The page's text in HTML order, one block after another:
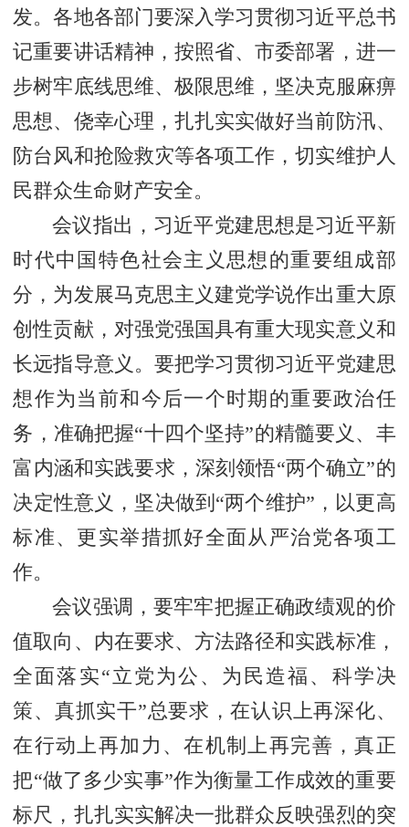
发。各地各部门要深入学习贯彻习近平总书
记重要讲话精神，按照省、市委部署，进一
步树牢底线思维、极限思维，坚决克服麻痹
思想、侥幸心理，扎扎实实做好当前防汛、
防台风和抢险救灾等各项工作，切实维护人
民群众生命财产安全。
会议指出，习近平党建思想是习近平新
时代中国特色社会主义思想的重要组成部
分，为发展马克思主义建党学说作出重大原
创性贡献，对强党强国具有重大现实意义和
长远指导意义。要把学习贯彻习近平党建思
想作为当前和今后一个时期的重要政治任
务，准确把握“十四个坚持”的精髓要义、丰
富内涵和实践要求，深刻领悟“两个确立”的
决定性意义，坚决做到“两个维护”，以更高
标准、更实举措抓好全面从严治党各项工
作。
会议强调，要牢牢把握正确政绩观的价
值取向、内在要求、方法路径和实践标准，
全面落实“立党为公、为民造福、科学决
策、真抓实干”总要求，在认识上再深化、
在行动上再加力、在机制上再完善，真正
把“做了多少实事”作为衡量工作成效的重要
标尺，扎扎实实解决一批群众反映强烈的突